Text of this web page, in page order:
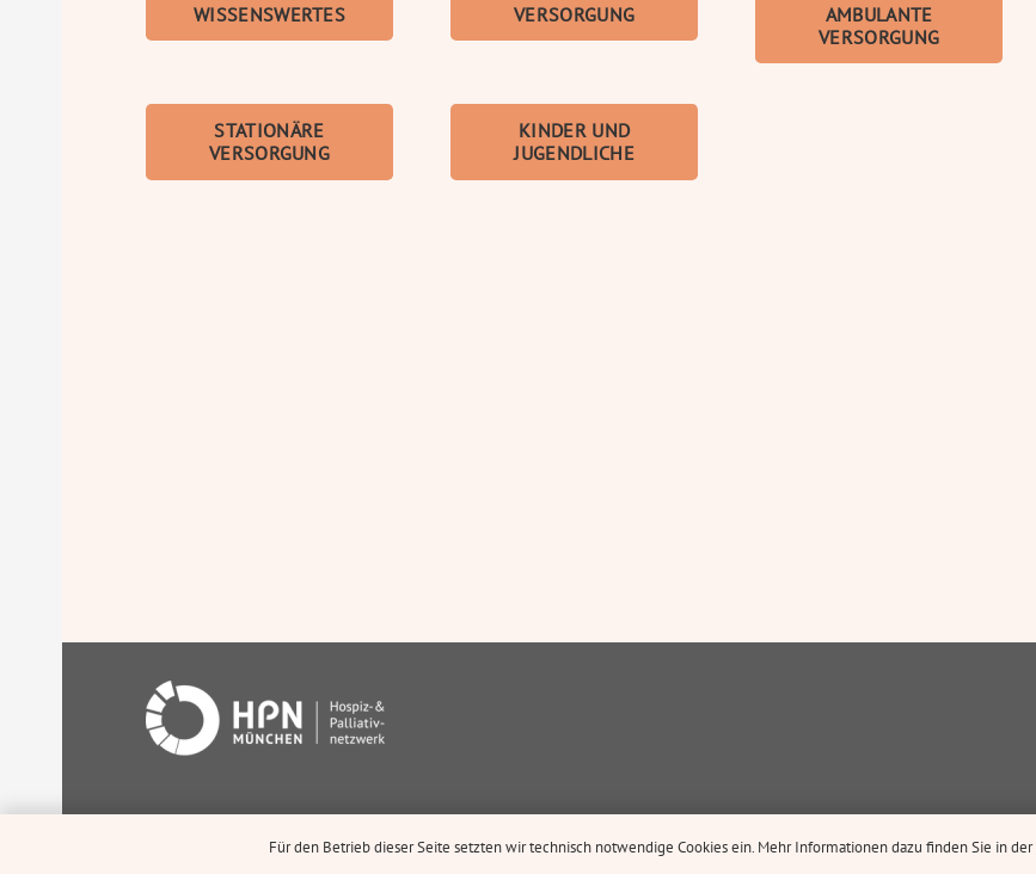
WISSENS­­WERTES VERSORGUNG
AMBULANTE
VERSORGUNG
STATIONÄRE
VERSORGUNG
KINDER UND
JUGENDLICHE
Für den Betrieb dieser Seite setzten wir technisch notwendige Cookies ein. Mehr Informationen dazu finden Sie in der